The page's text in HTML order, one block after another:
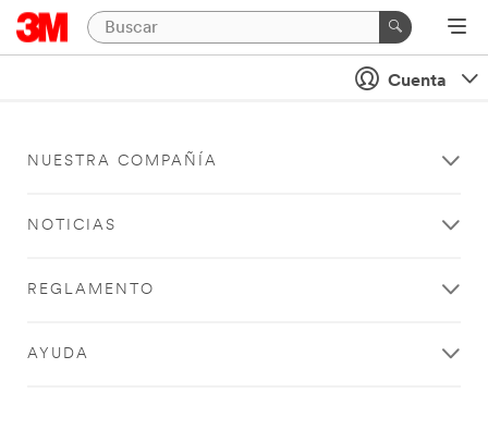
Cuenta
NUESTRA COMPAÑÍA
NOTICIAS
REGLAMENTO
AYUDA